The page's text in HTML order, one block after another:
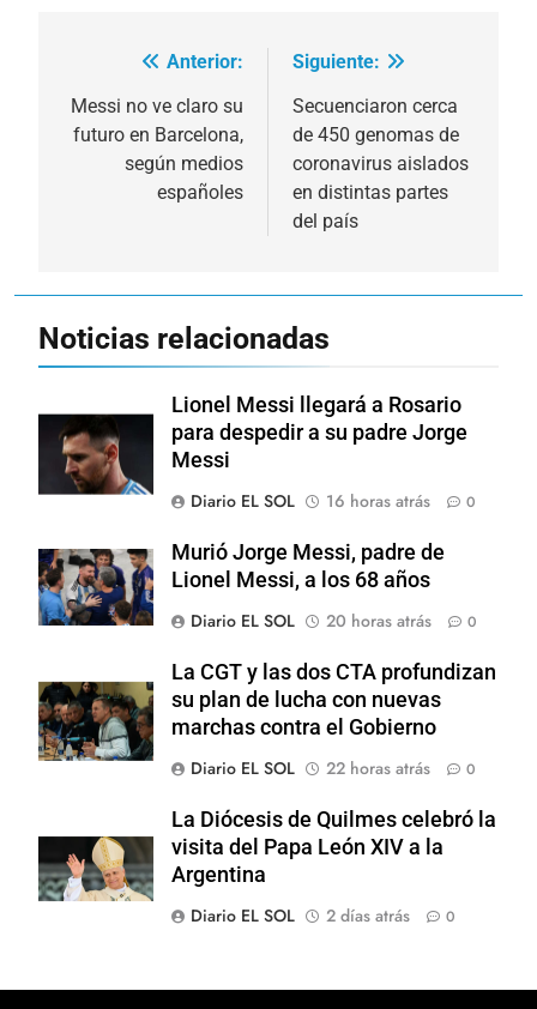
Navegación
de
entradas
Anterior:
Messi no ve claro su
futuro en Barcelona,
según medios
españoles
Siguiente:
Secuenciaron cerca
de 450 genomas de
coronavirus aislados
en distintas partes
del país
Noticias relacionadas
Lionel Messi llegará a Rosario
para despedir a su padre Jorge
Messi
Diario EL SOL
16 horas atrás 0
Murió Jorge Messi, padre de
Lionel Messi, a los 68 años
Diario EL SOL
20 horas atrás 0
La CGT y las dos CTA profundizan
su plan de lucha con nuevas
marchas contra el Gobierno
Diario EL SOL
22 horas atrás 0
La Diócesis de Quilmes celebró la
visita del Papa León XIV a la
Argentina
Diario EL SOL
2 días atrás 0